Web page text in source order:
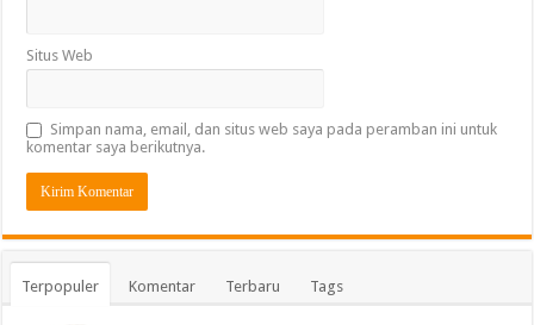
Situs Web
Simpan nama, email, dan situs web saya pada peramban ini untuk
komentar saya berikutnya.
Terpopuler Komentar Terbaru Tags